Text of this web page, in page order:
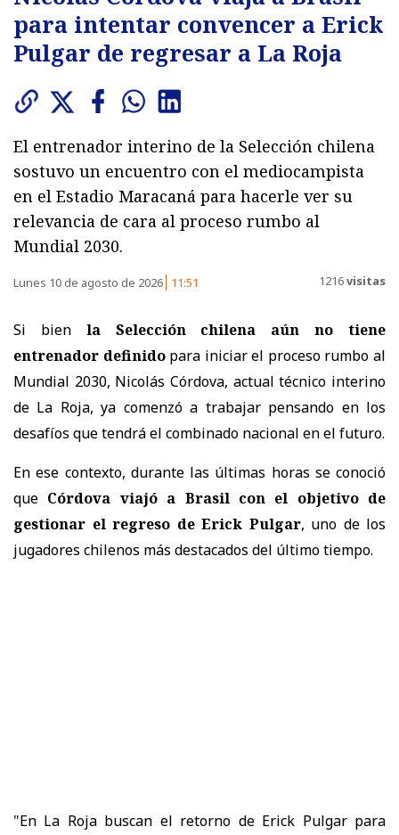
para intentar convencer a Erick
Pulgar de regresar a La Roja
El entrenador interino de la Selección chilena
sostuvo un encuentro con el mediocampista
en el Estadio Maracaná para hacerle ver su
relevancia de cara al proceso rumbo al
Mundial 2030.
Lunes 10 de agosto de 2026 11:51 1216visitas
Si bien la Selección chilena aún no tiene
entrenador definidopara iniciar el proceso rumbo al
Mundial 2030, Nicolás Córdova, actual técnico interino
de La Roja, ya comenzó a trabajar pensando en los
desafíos que tendrá el combinado nacional en el futuro.
En ese contexto, durante las últimas horas se conoció
que Córdova viajó a Brasil con el objetivo de
gestionar el regreso de Erick Pulgar, uno de los
jugadores chilenos más destacados del último tiempo.
"En La Roja buscan el retorno de Erick Pulgar para